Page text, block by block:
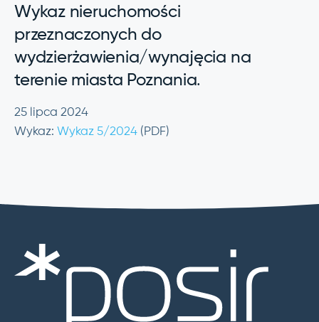
Wykaz nieruchomości
przeznaczonych do
wydzierżawienia/wynajęcia na
terenie miasta Poznania.
25 lipca 2024
Wykaz: Wykaz 5/2024 (PDF)